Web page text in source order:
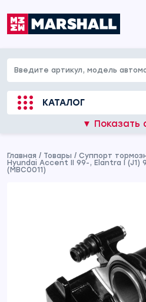
КАТАЛОГ
▼ Показать
Главная / Товары / Суппорт
Hyundai Accent II 99-, Elantra I
(MBC0011)